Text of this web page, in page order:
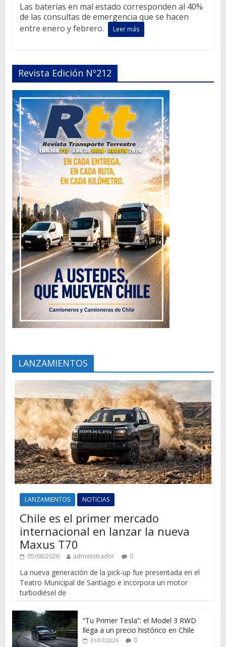
Las baterías en mal estado corresponden al 40%
de las consultas de emergencia que se hacen
entre enero y febrero.
Leer más
Revista Edición Nº212
LANZAMIENTOS
LANZAMIENTOS NOTICIAS
Chile es el primer mercado
internacional en lanzar la nueva
Maxus T70
05/08/2026 administrador 0
La nueva generación de la pick-up fue presentada en el
Teatro Municipal de Santiago e incorpora un motor
turbodiésel de
“Tu Primer Tesla”: el Model 3 RWD
llega a un precio histórico en Chile
31/07/2026 0